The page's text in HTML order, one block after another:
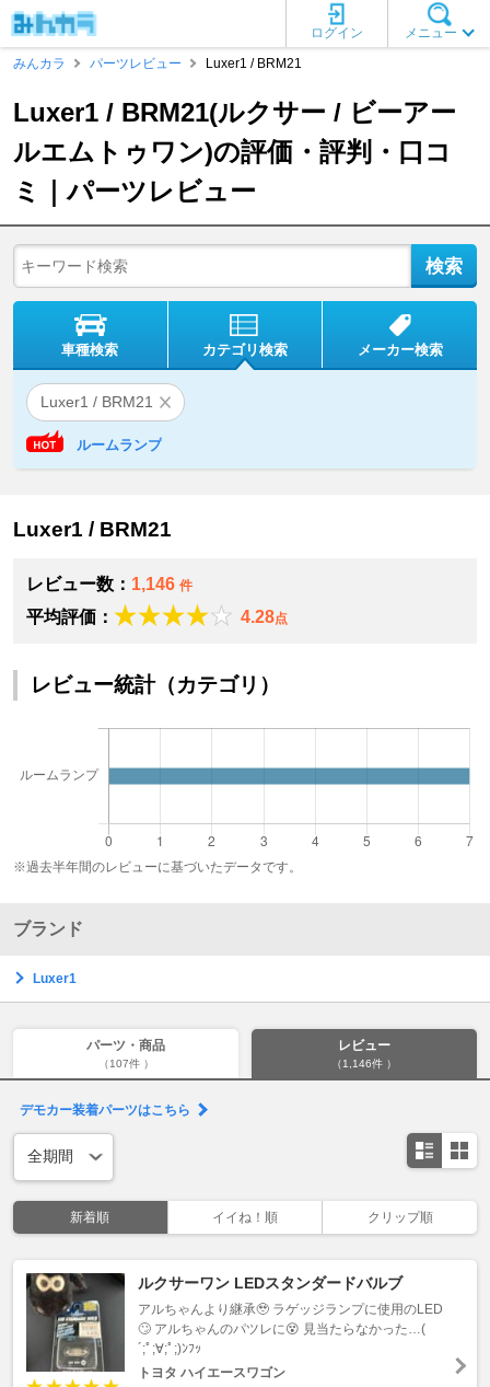
メニュー
ログイン
みんカラ
パーツレビュー Luxer1 / BRM21
Luxer1 / BRM21(ルクサー / ビーアー
ルエムトゥワン)の評価・評判・口コ
ミ｜パーツレビュー
車種検索 カテゴリ検索 メーカー検索
Luxer1 / BRM21
ルームランプ
Luxer1 / BRM21
レビュー数： 1,146 件
平均評価： 4.28点
レビュー統計（カテゴリ）
※過去半年間のレビューに基づいたデータです。
ブランド
Luxer1
パーツ・商品
（107件 ）
レビュー
（1,146件 ）
デモカー装着パーツはこちら
新着順 イイね！順 クリップ順
ルクサーワン LEDスタンダードバルブ
アルちゃんより継承🥹 ラゲッジランプに使用のLED
🙄 アルちゃんのパツレに😵 見当たらなかった…(
´;ﾟ;∀;ﾟ;)ﾝﾌｯ
トヨタ ハイエースワゴン